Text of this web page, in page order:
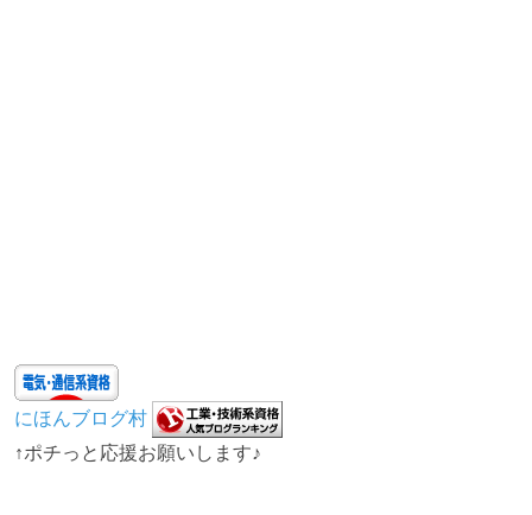
にほんブログ村
↑ポチっと応援お願いします♪